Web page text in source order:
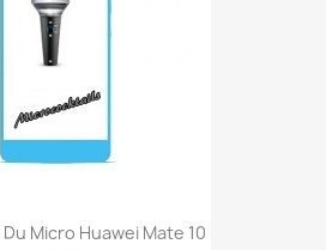
Micro Huawei Mate 10